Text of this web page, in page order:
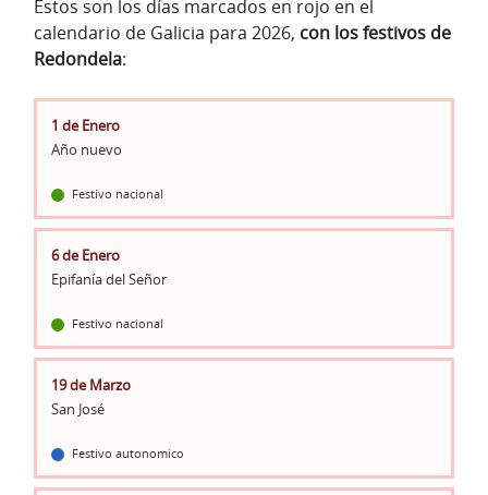
Estos son los días marcados en rojo en el
calendario de Galicia para 2026, con los festivos de
Redondela:
1 de Enero
Año nuevo
Festivo nacional
6 de Enero
Epifanía del Señor
Festivo nacional
19 de Marzo
San José
Festivo autonomico